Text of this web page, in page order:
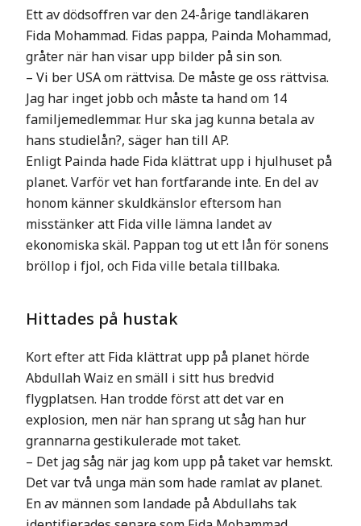
Ett av dödsoffren var den 24-årige tandläkaren
Fida Mohammad. Fidas pappa, Painda Mohammad,
gråter när han visar upp bilder på sin son.
– Vi ber USA om rättvisa. De måste ge oss rättvisa.
Jag har inget jobb och måste ta hand om 14
familjemedlemmar. Hur ska jag kunna betala av
hans studielån?, säger han till AP.
Enligt Painda hade Fida klättrat upp i hjulhuset på
planet. Varför vet han fortfarande inte. En del av
honom känner skuldkänslor eftersom han
misstänker att Fida ville lämna landet av
ekonomiska skäl. Pappan tog ut ett lån för sonens
bröllop i fjol, och Fida ville betala tillbaka.
Hittades på hustak
Kort efter att Fida klättrat upp på planet hörde
Abdullah Waiz en smäll i sitt hus bredvid
flygplatsen. Han trodde först att det var en
explosion, men när han sprang ut såg han hur
grannarna gestikulerade mot taket.
– Det jag såg när jag kom upp på taket var hemskt.
Det var två unga män som hade ramlat av planet.
En av männen som landade på Abdullahs tak